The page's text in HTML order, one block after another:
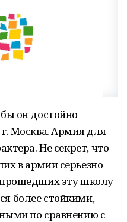
он достойно
Москва. Армия для
Не секрет, что
в армии серьезно
эту школу
более стойкими,
по сравнению с